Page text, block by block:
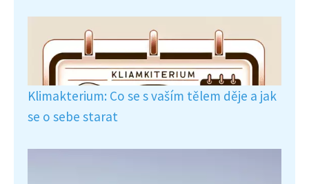
Klimakterium: Co se s vaším tělem děje a jak
se o sebe starat